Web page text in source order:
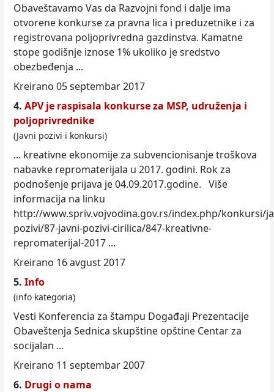
Obaveštavamo Vas da Razvojni fond i dalje ima
otvorene konkurse za pravna lica i preduzetnike i za
registrovana poljoprivredna gazdinstva. Kamatne
stope godišnje iznose 1% ukoliko je sredstvo
obezbeđenja ...
Kreirano 05 septembar 2017
4. APV je raspisala konkurse za MSP, udruženja i
poljoprivrednike
(Javni pozivi i konkursi)
... kreativne ekonomije za subvencionisanje troškova
nabavke repromaterijala u 2017. godini. Rok za
podnošenje prijava je 04.09.2017.godine. Više
informacija na linku
http://www.spriv.vojvodina.gov.rs/index.php/konkursi/
pozivi/87-javni-pozivi-cirilica/847-kreativne-
repromaterijal-2017 ...
Kreirano 16 avgust 2017
5. Info
(info kategoria)
Vesti Konferencia za štampu Događaji Prezentacije
Obaveštenja Sednica skupštine opštine Centar za
socijalan ...
Kreirano 11 septembar 2007
6. Drugi o nama